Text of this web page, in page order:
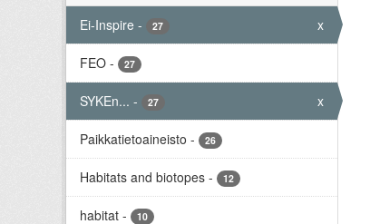
Ei-Inspire - 27 x
FEO - 27
SYKEn... - 27 x
Paikkatietoaineisto - 26
Habitats and biotopes - 12
habitat - 10